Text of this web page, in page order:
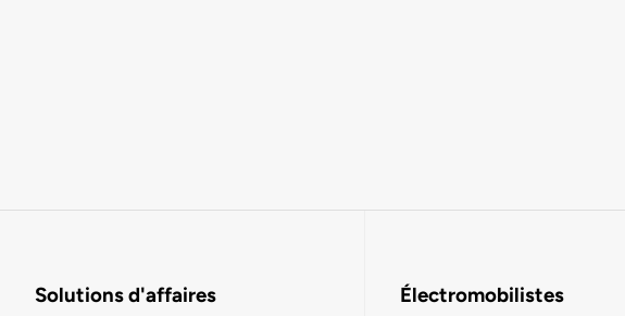
Solutions d'affaires Électromobilistes